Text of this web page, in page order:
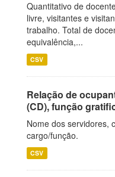
Quantitativo de
livre, visitantes e
trabalho. Total de
equivalência,...
CSV
Relação de
(CD), função
Nome dos servidores,
cargo/função.
CSV